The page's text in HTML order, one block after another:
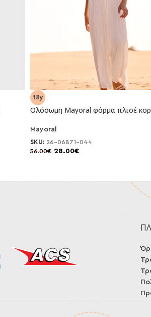
-50%
Ολόσωμη Mayoral φόρμα πλισέ
Mayoral
SKU: 26-06871-044
56.00€ 28.00€